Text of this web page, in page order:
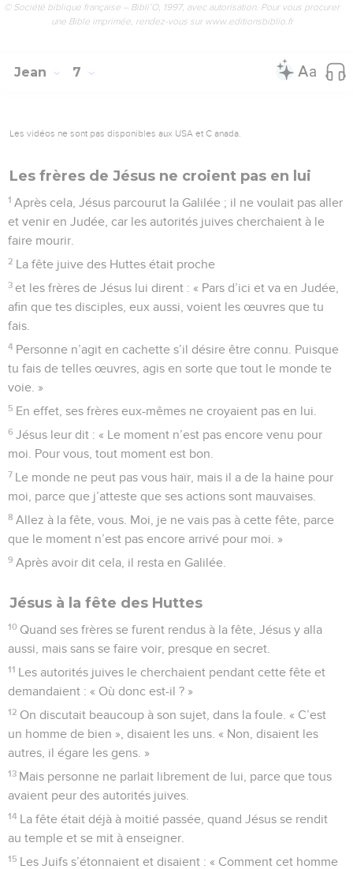
© Société biblique française – Bibli’O, 1997, avec autorisation. Pour vous procurer
une Bible imprimée, rendez-vous sur www.editionsbiblio.fr
Jean 7
Les vidéos ne sont pas disponibles aux USA et C anada.
Les frères de Jésus ne croient pas en lui
1 Après cela, Jésus parcourut la Galilée ; il ne voulait pas aller
et venir en Judée, car les autorités juives cherchaient à le
faire mourir.
2 La fête juive des Huttes était proche
3 et les frères de Jésus lui dirent : « Pars d’ici et va en Judée,
afin que tes disciples, eux aussi, voient les œuvres que tu
fais.
4 Personne n’agit en cachette s’il désire être connu. Puisque
tu fais de telles œuvres, agis en sorte que tout le monde te
voie. »
5 En effet, ses frères eux-mêmes ne croyaient pas en lui.
6 Jésus leur dit : « Le moment n’est pas encore venu pour
moi. Pour vous, tout moment est bon.
7 Le monde ne peut pas vous haïr, mais il a de la haine pour
moi, parce que j’atteste que ses actions sont mauvaises.
8 Allez à la fête, vous. Moi, je ne vais pas à cette fête, parce
que le moment n’est pas encore arrivé pour moi. »
9 Après avoir dit cela, il resta en Galilée.
Jésus à la fête des Huttes
10 Quand ses frères se furent rendus à la fête, Jésus y alla
aussi, mais sans se faire voir, presque en secret.
11 Les autorités juives le cherchaient pendant cette fête et
demandaient : « Où donc est-il ? »
12 On discutait beaucoup à son sujet, dans la foule. « C’est
un homme de bien », disaient les uns. « Non, disaient les
autres, il égare les gens. »
13 Mais personne ne parlait librement de lui, parce que tous
avaient peur des autorités juives.
14 La fête était déjà à moitié passée, quand Jésus se rendit
au temple et se mit à enseigner.
15 Les Juifs s’étonnaient et disaient : « Comment cet homme